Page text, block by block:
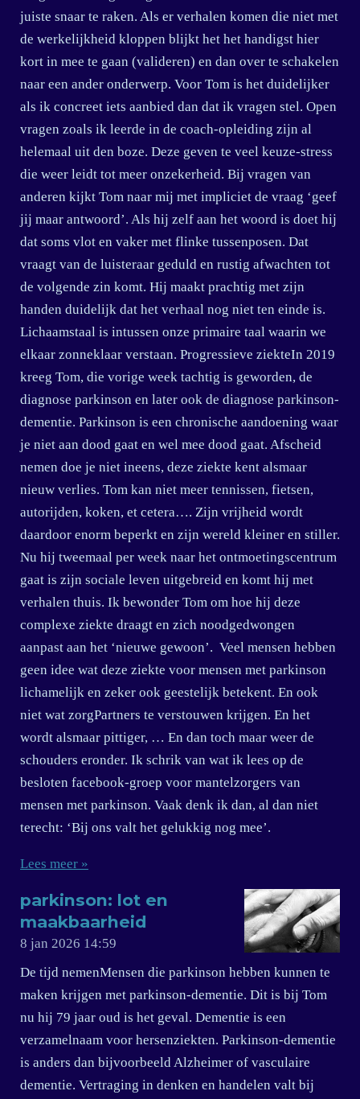
juiste snaar te raken. Als er verhalen komen die niet met
de werkelijkheid kloppen blijkt het het handigst hier
kort in mee te gaan (valideren) en dan over te schakelen
naar een ander onderwerp. Voor Tom is het duidelijker
als ik concreet iets aanbied dan dat ik vragen stel. Open
vragen zoals ik leerde in de coach-opleiding zijn al
helemaal uit den boze. Deze geven te veel keuze-stress
die weer leidt tot meer onzekerheid. Bij vragen van
anderen kijkt Tom naar mij met impliciet de vraag ‘geef
jij maar antwoord’. Als hij zelf aan het woord is doet hij
dat soms vlot en vaker met flinke tussenposen. Dat
vraagt van de luisteraar geduld en rustig afwachten tot
de volgende zin komt. Hij maakt prachtig met zijn
handen duidelijk dat het verhaal nog niet ten einde is.
Lichaamstaal is intussen onze primaire taal waarin we
elkaar zonneklaar verstaan. Progressieve ziekteIn 2019
kreeg Tom, die vorige week tachtig is geworden, de
diagnose parkinson en later ook de diagnose parkinson-
dementie. Parkinson is een chronische aandoening waar
je niet aan dood gaat en wel mee dood gaat. Afscheid
nemen doe je niet ineens, deze ziekte kent alsmaar
nieuw verlies. Tom kan niet meer tennissen, fietsen,
autorijden, koken, et cetera…. Zijn vrijheid wordt
daardoor enorm beperkt en zijn wereld kleiner en stiller.
Nu hij tweemaal per week naar het ontmoetingscentrum
gaat is zijn sociale leven uitgebreid en komt hij met
verhalen thuis. Ik bewonder Tom om hoe hij deze
complexe ziekte draagt en zich noodgedwongen
aanpast aan het ‘nieuwe gewoon’. Veel mensen hebben
geen idee wat deze ziekte voor mensen met parkinson
lichamelijk en zeker ook geestelijk betekent. En ook
niet wat zorgPartners te verstouwen krijgen. En het
wordt alsmaar pittiger, … En dan toch maar weer de
schouders eronder. Ik schrik van wat ik lees op de
besloten facebook-groep voor mantelzorgers van
mensen met parkinson. Vaak denk ik dan, al dan niet
terecht: ‘Bij ons valt het gelukkig nog mee’.
Lees meer »
parkinson: lot en
maakbaarheid
8 jan 2026 14:59
De tijd nemenMensen die parkinson hebben kunnen te
maken krijgen met parkinson-dementie. Dit is bij Tom
nu hij 79 jaar oud is het geval. Dementie is een
verzamelnaam voor hersenziekten. Parkinson-dementie
is anders dan bijvoorbeeld Alzheimer of vasculaire
dementie. Vertraging in denken en handelen valt bij